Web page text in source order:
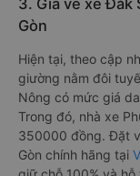
3. Giá vé xe Đăk
Gòn
Hiện tại, theo cập
giường nằm đôi
Nông có mức giá
Trong đó, nhà xe
350000 đồng. Đặt
Gòn chính hãng tại